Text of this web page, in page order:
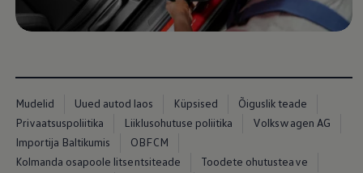
Mudelid Uued autod laos Küpsised
Õiguslik teade
Privaatsuspoliitika
Liiklusohutuse poliitika
Volkswagen AG
Importija Baltikumis
OBFCM
Kolmanda osapoole litsentsiteade
Toodete ohutusteave